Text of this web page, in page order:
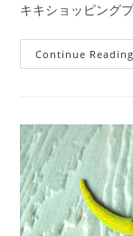
キキショッピング
Continue Reading